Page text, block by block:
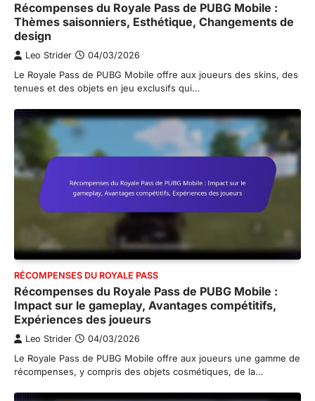
Récompenses du Royale Pass de PUBG Mobile :
Thèmes saisonniers, Esthétique, Changements de
design
Leo Strider 04/03/2026
Le Royale Pass de PUBG Mobile offre aux joueurs des skins, des
tenues et des objets en jeu exclusifs qui…
RÉCOMPENSES DU ROYALE PASS
Récompenses du Royale Pass de PUBG Mobile :
Impact sur le gameplay, Avantages compétitifs,
Expériences des joueurs
Leo Strider 04/03/2026
Le Royale Pass de PUBG Mobile offre aux joueurs une gamme de
récompenses, y compris des objets cosmétiques, de la…